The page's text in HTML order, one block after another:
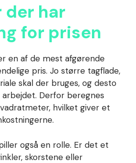
der har
for prisen
en af de mest afgørende
pris. Jo større tagflade,
skal der bruges, og desto
Derfor beregnes
hvilket giver et
også en rolle. Er det et
skorstene eller